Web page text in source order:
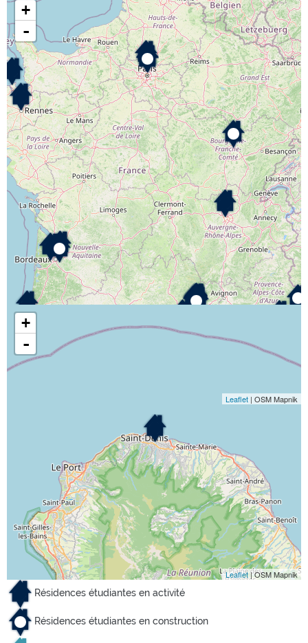
+
-
Leaflet | OSM Mapnik
Découvrez ci-dessous la localisation de nos différentes
résidences seniors.
Avec votre souris, utilisez la carte dynamique vous permettant de
zoomer et de vous déplacer sur la carte puis cliquez sur le
programme immobilier seniors qui vous intéresse pour afficher le
détail de ce dernier.
+
-
Leaflet| OSM Mapnik
Résidences étudiantes en activité
Résidences étudiantes en construction